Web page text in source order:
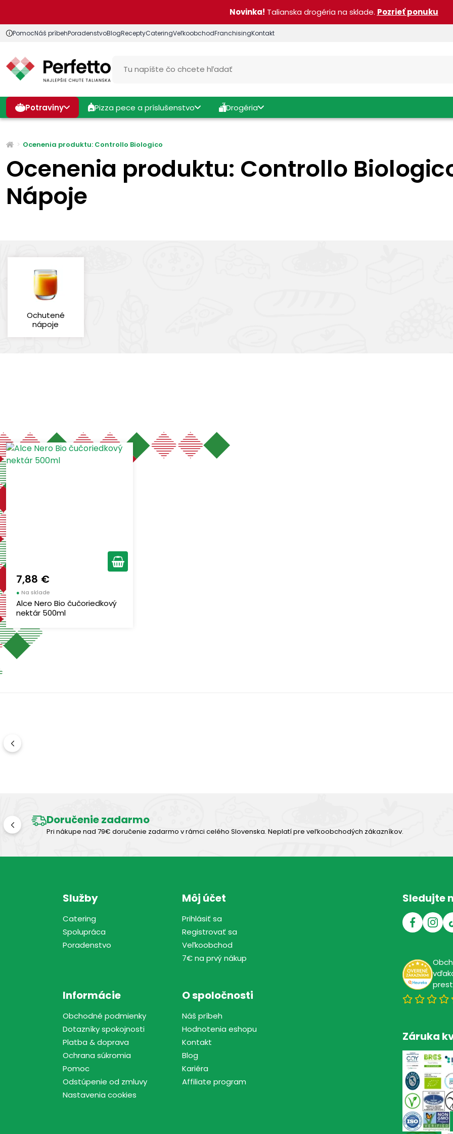
Novinka! Talianska drogéria na sklade. Pozrieť ponuku
PomocNáš príbehPoradenstvoBlogReceptyCateringVeľkoobchodFranchisingKontakt
Potraviny Pizza pece a príslušenstvo Drogéria
Ocenenia produktu: Controllo Biologico
Ocenenia produktu: Controllo
Nápoje
Ochutené
nápoje
7,88 €
● Na sklade
Alce Nero Bio čučoriedkový
nektár 500ml
Doručenie zadarmo
Pri nákupe nad 79€ doručenie zadarmo v rámci celého Slovenska. Neplatí pre veľkoobchodých zákazníkov.
Služby
Catering
Spolupráca
Poradenstvo
Môj účet
Prihlásiť sa
Registrovať sa
Veľkoobchod
7€ na prvý nákup
Informácie
Obchodné podmienky
Dotazníky spokojnosti
Platba & doprava
Ochrana súkromia
Pomoc
Odstúpenie od zmluvy
Nastavenia cookies
O spoločnosti
Náš príbeh
Hodnotenia eshopu
Kontakt
Blog
Kariéra
Affiliate program
Záruka
Sledujte